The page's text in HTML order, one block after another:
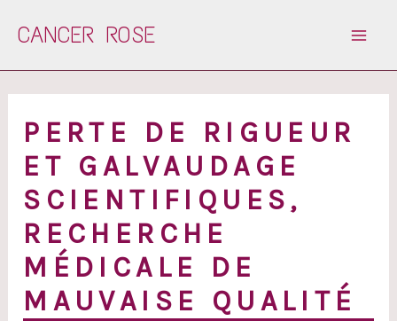
CANCER ROSE
PERTE DE RIGUEUR
ET GALVAUDAGE
SCIENTIFIQUES,
RECHERCHE
MÉDICALE DE
MAUVAISE QUALITÉ